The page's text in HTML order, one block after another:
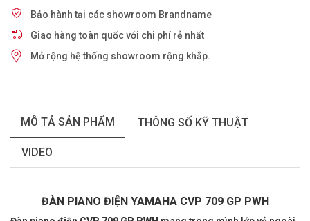
Bảo hành tại các showroom Brandname
Giao hàng toàn quốc với chi phí rẻ nhất
Mở rộng hệ thống showroom rộng khắp.
MÔ TẢ SẢN PHẨM THÔNG SỐ KỸ THUẬT
VIDEO
ĐÀN PIANO ĐIỆN YAMAHA CVP 709GP PWH